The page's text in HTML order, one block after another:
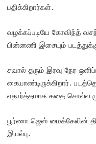
பதிக்கிறார்கள்.
வழக்கப்படியே கோவிந்த்
பின்னணி இசையும்
சவால் தரும் இரவு நேர
கையாண்டிருக்கிறார்.
எதார்த்தமாக கதை சொல்ல
பூர்ணா ஜெஸ் மைக்கேலின்
இயல்பு.